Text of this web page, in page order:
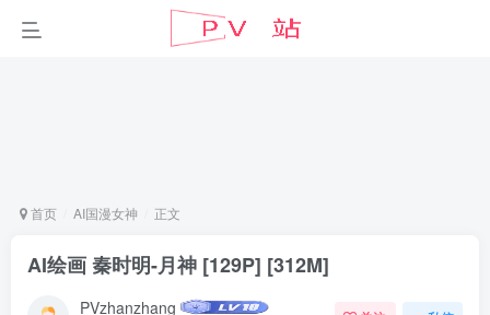
首页 AI国漫女神 正文
AI绘画 秦时明-月神 [129P] [312M]
PVzhanzhang